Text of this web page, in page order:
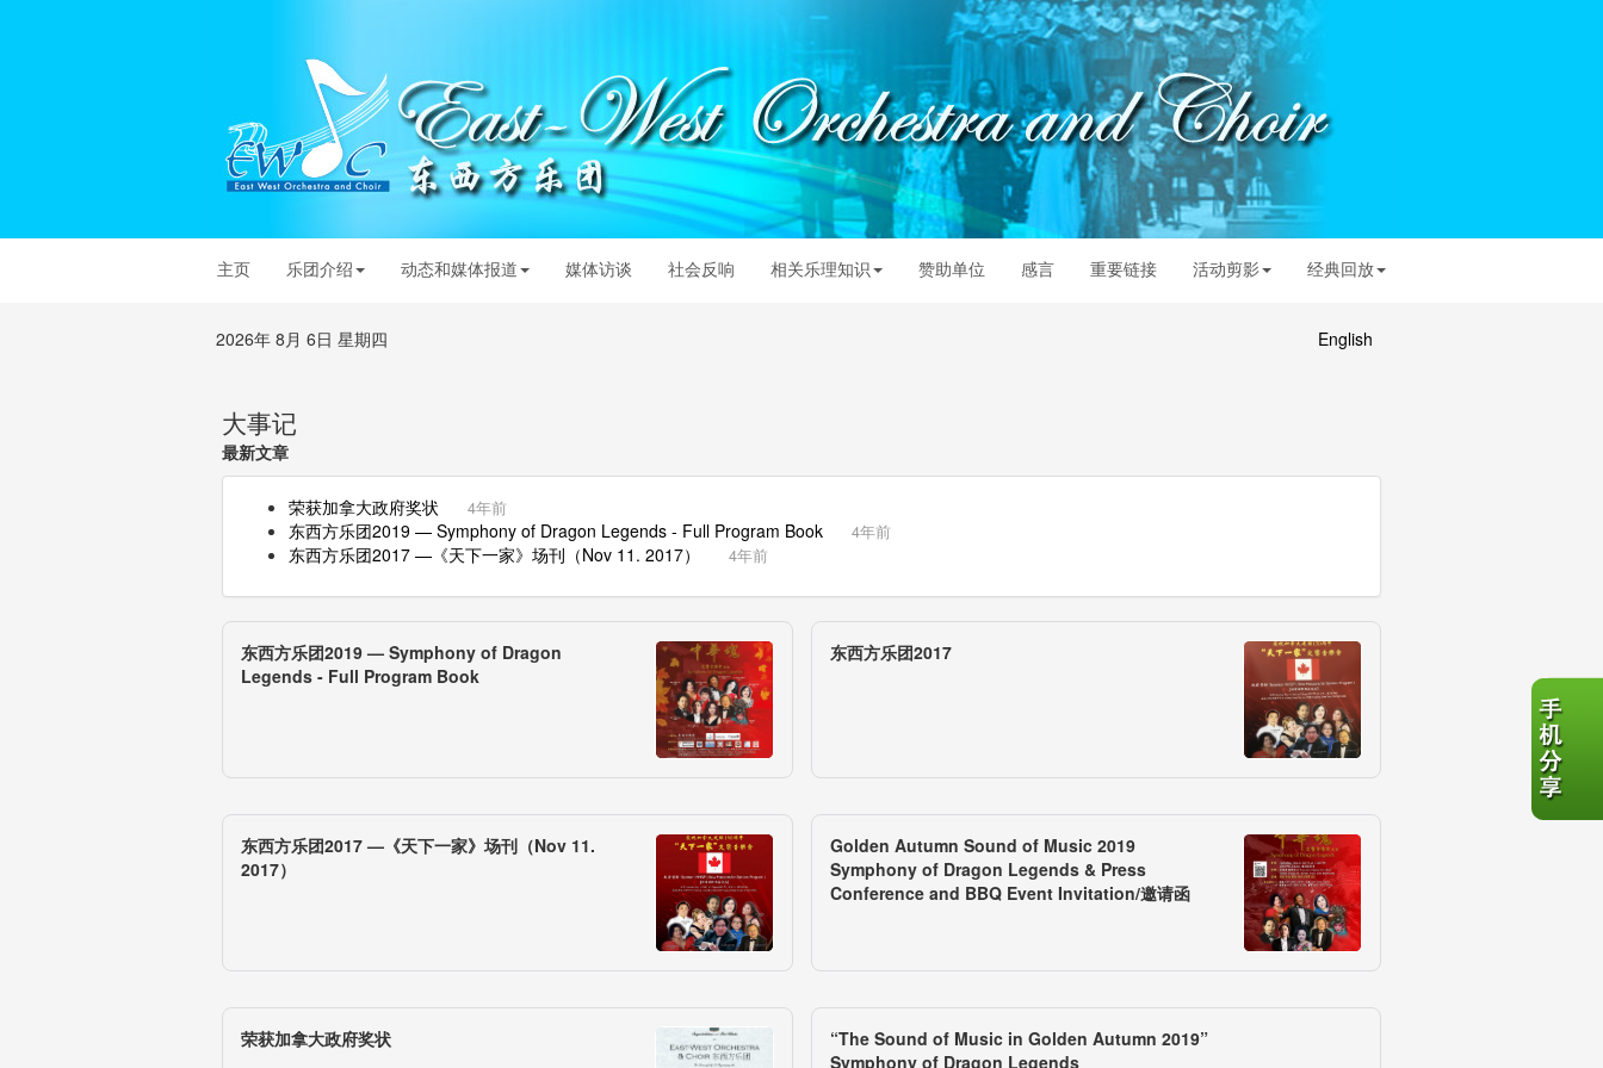
主页 乐团介绍 动态和媒体报道 媒体访谈 社会反响 相关乐理知识 赞助单位 感言 重要链接 活动剪影 经典回放
2026年 8月 6日 星期四 English
大事记
最新文章
荣获加拿大政府奖状 4年前
东西方乐团2019 — Symphony of Dragon Legends - Full Program Book 4年前
东西方乐团2017 —《天下一家》场刊（Nov 11. 2017） 4年前
东西方乐团2019 — Symphony of Dragon
Legends - Full Program Book
东西方乐团2017 —《天下一家》场刊（Nov 11.
2017）
荣获加拿大政府奖状
东西方乐团2017
Golden Autumn Sound of Music 2019
Symphony of Dragon Legends & Press
Conference and BBQ Event Invitation/邀请函
“The Sound of Music in Golden Autumn 2019”
Symphony of Dragon Legends